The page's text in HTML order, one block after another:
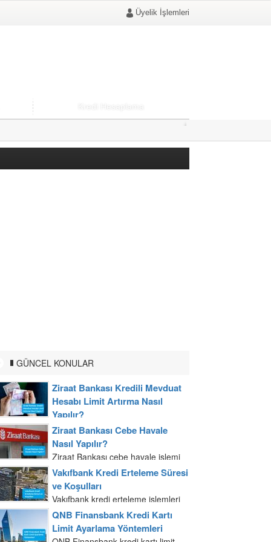
Üyelik İşlemleri
GÜNCEL KONULAR
Ziraat Bankası Kredili Mevduat
Hesabı Limit Artırma Nasıl
Yapılır?
Ziraat Bankası kredili mevduat
hesabı limitinizi artırmak için banka
şubelerine başvuru yapabilmeniz
mümkündür. Gelir belgenizi ve
nüfus cüzdanınızla banka şubesine
gittiğiniz zaman kredi yetkilisi ile...
Ziraat Bankası Cebe Havale
Nasıl Yapılır?
Ziraat Bankası cebe havale işlemi
mobil uygulama ve internet
bankacılığı üzerinden yapılır. Ziraat
Bankası cebe havale işlemini
internet bankacılığından
gerçekleştirmek T.C. kimlik
numarası veya müşteri...
Vakıfbank Kredi Erteleme Süresi
ve Koşulları
Vakıfbank kredi erteleme işlemleri
Vakıfbank şubelerinden yapılabilir.
Nüfus cüzdanınız ile şubeye
başvuru yaptığınızda yetkiliye kredi
QNB Finansbank Kredi Kartı
Limit Ayarlama Yöntemleri